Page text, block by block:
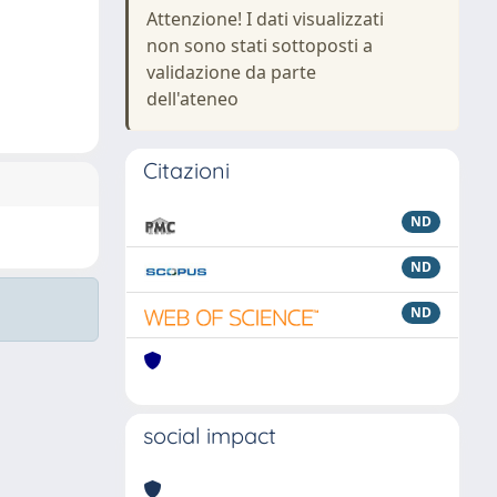
Attenzione! I dati visualizzati
non sono stati sottoposti a
validazione da parte
dell'ateneo
Citazioni
ND
ND
ND
social impact